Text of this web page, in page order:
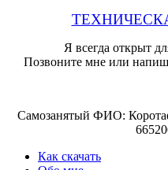
Я всегда открыт
Позвоните мне или
Самозанятый ФИО:
Как скачать